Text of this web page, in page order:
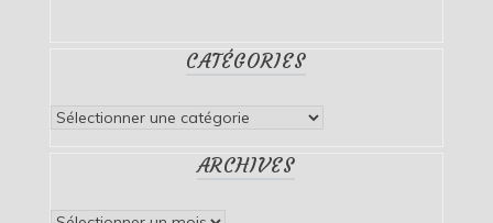
CATÉGORIES
Catégories
ARCHIVES